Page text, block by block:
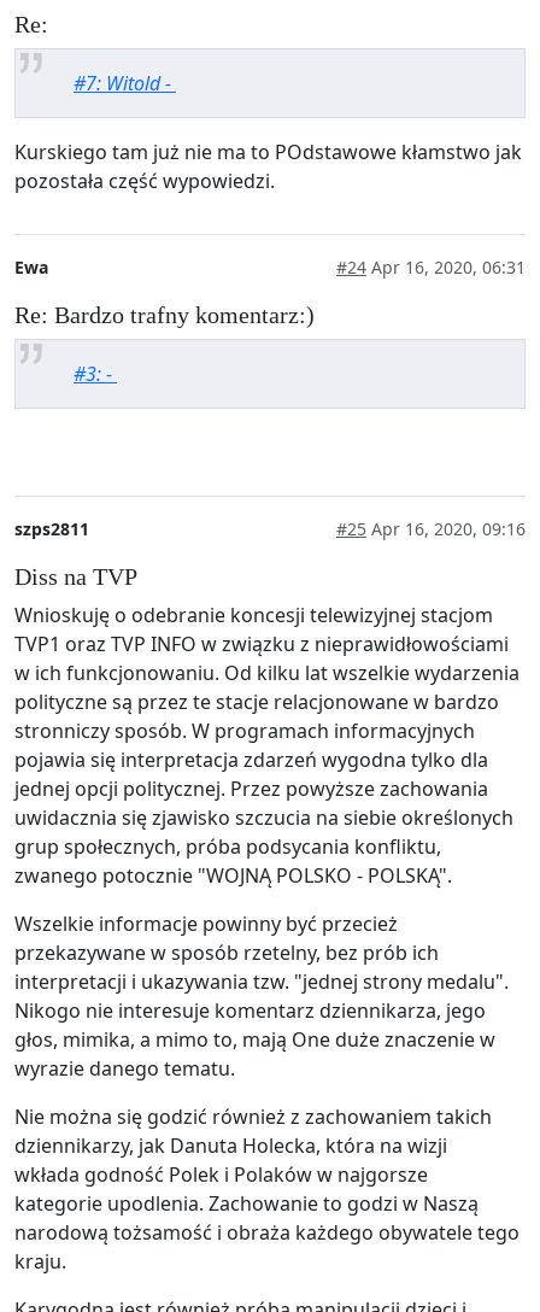
Re:
#7: Witold -
Kurskiego tam już nie ma to POdstawowe kłamstwo jak
pozostała część wypowiedzi.
Ewa #24 Apr 16, 2020, 06:31
Re: Bardzo trafny komentarz:)
#3: -
szps2811 #25 Apr 16, 2020, 09:16
Diss na TVP
Wnioskuję o odebranie koncesji telewizyjnej stacjom
TVP1 oraz TVP INFO w związku z nieprawidłowościami
w ich funkcjonowaniu. Od kilku lat wszelkie wydarzenia
polityczne są przez te stacje relacjonowane w bardzo
stronniczy sposób. W programach informacyjnych
pojawia się interpretacja zdarzeń wygodna tylko dla
jednej opcji politycznej. Przez powyższe zachowania
uwidacznia się zjawisko szczucia na siebie określonych
grup społecznych, próba podsycania konfliktu,
zwanego potocznie "WOJNĄ POLSKO - POLSKĄ".
Wszelkie informacje powinny być przecież
przekazywane w sposób rzetelny, bez prób ich
interpretacji i ukazywania tzw. "jednej strony medalu".
Nikogo nie interesuje komentarz dziennikarza, jego
głos, mimika, a mimo to, mają One duże znaczenie w
wyrazie danego tematu.
Nie można się godzić również z zachowaniem takich
dziennikarzy, jak Danuta Holecka, która na wizji
wkłada godność Polek i Polaków w najgorsze
kategorie upodlenia. Zachowanie to godzi w Naszą
narodową tożsamość i obraża każdego obywatele tego
kraju.